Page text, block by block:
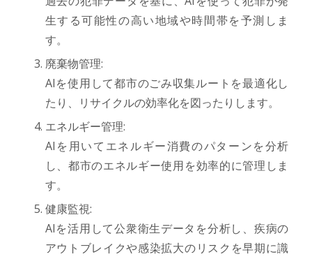
生する可能性の高い地域や時間帯を予測しま
す。
廃棄物管理:
AIを使用して都市のごみ収集ルートを最適化し
たり、リサイクルの効率化を図ったりします。
エネルギー管理:
AIを用いてエネルギー消費のパターンを分析
し、都市のエネルギー使用を効率的に管理しま
す。
健康監視:
AIを活用して公衆衛生データを分析し、疾病の
アウトブレイクや感染拡大のリスクを早期に識